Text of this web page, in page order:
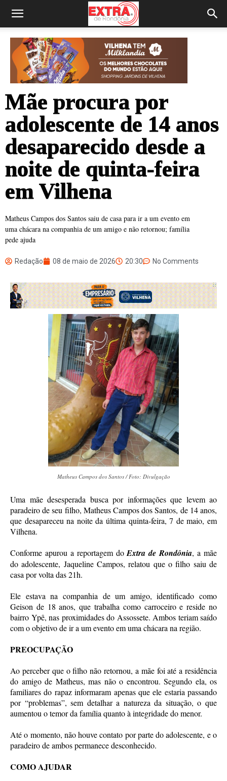
Mãe procura por
adolescente de 14 anos
desaparecido desde a
noite de quinta-feira
em Vilhena
Matheus Campos dos Santos saiu de casa para ir a um evento em
uma chácara na companhia de um amigo e não retornou; família
pede ajuda
Redação 08 de maio de 2026 20:30 No Comments
Matheus Campos dos Santos / Foto: Divulgação
Uma mãe desesperada busca por informações que levem ao
paradeiro de seu filho, Matheus Campos dos Santos, de 14 anos,
que desapareceu na noite da última quinta-feira, 7 de maio, em
Vilhena.
Conforme apurou a reportagem doExtra de Rondônia, a mãe
do adolescente, Jaqueline Campos, relatou que o filho saiu de
casa por volta das 21h.
Ele estava na companhia de um amigo, identificado como
Geison de 18 anos, que trabalha como carroceiro e reside no
bairro Ypê, nas proximidades do Assossete. Ambos teriam saído
com o objetivo de ir a um evento em uma chácara na região.
PREOCUPAÇÃO
Ao perceber que o filho não retornou, a mãe foi até a residência
do amigo de Matheus, mas não o encontrou. Segundo ela, os
familiares do rapaz informaram apenas que ele estaria passando
por “problemas”, sem detalhar a natureza da situação, o que
aumentou o temor da família quanto à integridade do menor.
Até o momento, não houve contato por parte do adolescente, e o
paradeiro de ambos permanece desconhecido.
COMO AJUDAR